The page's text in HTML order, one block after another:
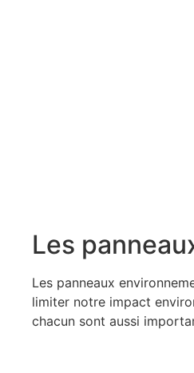
Les
Les panneaux
limiter notre impact
chacun sont aussi